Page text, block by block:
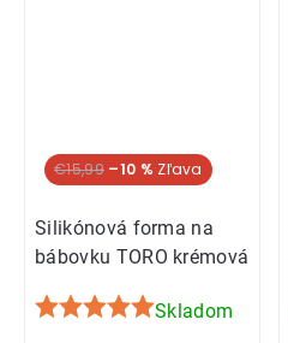
€15,99 –10 %
Silikónová forma na
bábovku TORO krémová
Priemerné
Skladom